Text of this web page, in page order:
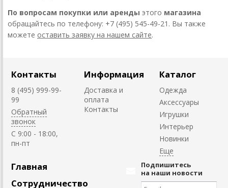
По вопросам покупки или аренды этого магазина
обращайтесь по телефону: +7 (495) 545-49-21. Вы также
можете оставить заявку на нашем сайте.
Контакты
8 (495) 999-99-
99
Обратный
звонок
C 9:00 - 18:00,
пн-пт
Информация
Доставка и
оплата
Контакты
Каталог
Одежда
Аксессуары
Игрушки
Интерьер
Новинки
Главная
Сотрудничество
Подпишитесь
на наши новости